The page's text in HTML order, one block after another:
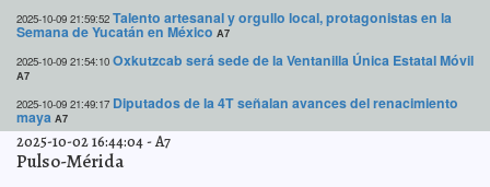
2025-10-09 21:59:52 Talento artesanal y orgullo local, protagonistas en la
Semana de Yucatán en México A7
2025-10-09 21:54:10 Oxkutzcab será sede de la Ventanilla Única Estatal Móvil
A7
2025-10-09 21:49:17 Diputados de la 4T señalan avances del renacimiento
maya A7
2025-10-09 21:43:41 Diputada Jazmín Villanueva propone sancionar
omisión institucional en casos de violencia contra la niñez
2025-10-02 16:44:04-A7
Pulso-Mérida